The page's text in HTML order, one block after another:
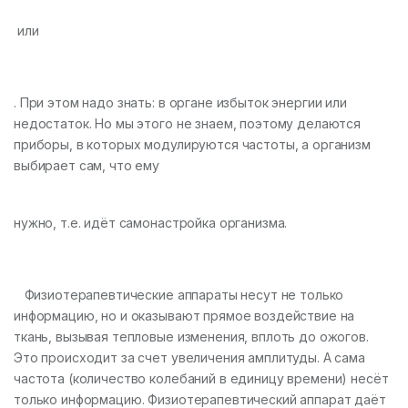
или
. При этом надо знать: в органе избыток энергии или
недостаток. Но мы этого не знаем, поэтому делаются
приборы, в которых модулируются частоты, а организм
выбирает сам, что ему
нужно, т.е. идёт самонастройка организма.
Физиотерапевтические аппараты несут не только
информацию, но и оказывают прямое воздействие на
ткань, вызывая тепловые изменения, вплоть до ожогов.
Это происходит за счет увеличения амплитуды. А сама
частота (количество колебаний в единицу времени) несёт
только информацию. Физиотерапевтический аппарат даёт